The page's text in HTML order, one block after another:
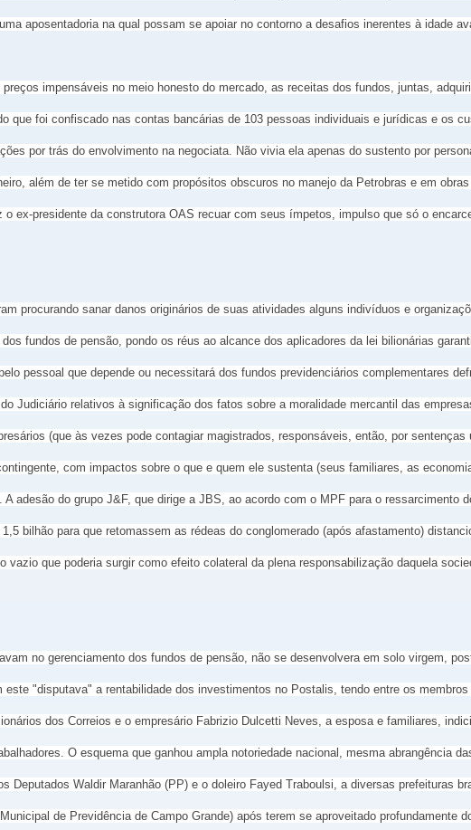
aposentadoria na qual possam se apoiar no contorno a desafios inerentes à idade
impensáveis no meio honesto do mercado, as receitas dos fundos, juntas,
que foi confiscado nas contas bancárias de 103 pessoas individuais e jurídicas e os
por trás do envolvimento na negociata. Não vivia ela apenas do sustento por
além de ter se metido com propósitos obscuros no manejo da Petrobras e em
ex-presidente da construtora OAS recuar com seus ímpetos, impulso que só o
procurando sanar danos originários de suas atividades alguns indivíduos e
fundos de pensão, pondo os réus ao alcance dos aplicadores da lei bilionárias
pessoal que depende ou necessitará dos fundos previdenciários complementares
Judiciário relativos à significação dos fatos sobre a moralidade mercantil das
(que às vezes pode contagiar magistrados, responsáveis, então, por
com impactos sobre o que e quem ele sustenta (seus familiares, as
adesão do grupo J&F, que dirige a JBS, ao acordo com o MPF para o ressarcimento
bilhão para que retomassem as rédeas do conglomerado (após afastamento)
que poderia surgir como efeito colateral da plena responsabilização daquela
no gerenciamento dos fundos de pensão, não se desenvolvera em solo virgem,
"disputava" a rentabilidade dos investimentos no Postalis, tendo entre os
dos Correios e o empresário Fabrizio Dulcetti Neves, a esposa e familiares,
O esquema que ganhou ampla notoriedade nacional, mesma abrangência
Deputados Waldir Maranhão (PP) e o doleiro Fayed Traboulsi, a diversas prefeituras
de Previdência de Campo Grande) após terem se aproveitado profundamente